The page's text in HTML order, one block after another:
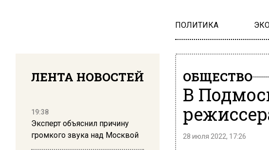
ПОЛИТИКА
ЛЕНТА НОВОСТЕЙ
19:38
Эксперт объяснил причину
громкого звука над Москвой
ОБЩЕСТВО
В
28 июля 2022, 17:26